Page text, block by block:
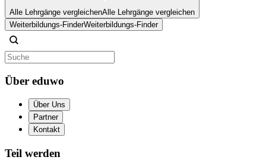
Alle Lehrgänge vergleichenAlle Lehrgänge vergleichen
Weiterbildungs-FinderWeiterbildungs-Finder
Über eduwo
Über Uns
Partner
Kontakt
Teil werden